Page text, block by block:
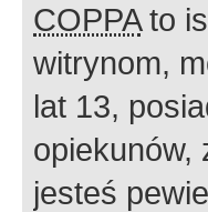
COPPAto
witrynom,
lat 13,
opiekunów,
jesteś